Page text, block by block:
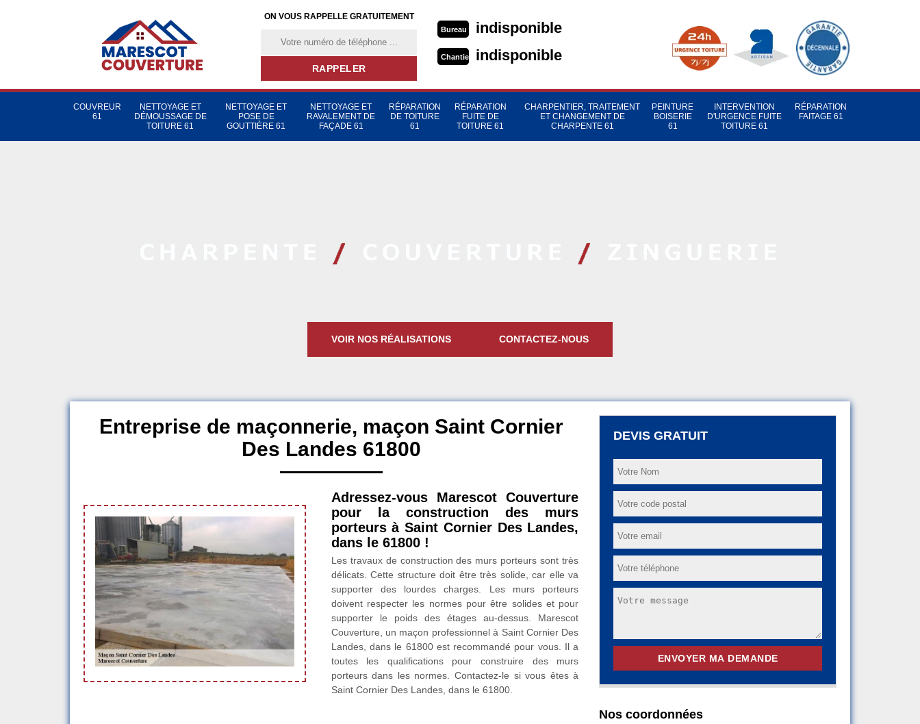
ON VOUS RAPPELLE GRATUITEMENT
Bureau indisponible
Chantier indisponible
COUVREUR
61
NETTOYAGE ET
DÉMOUSSAGE DE
TOITURE 61
NETTOYAGE ET
POSE DE
GOUTTIÈRE 61
NETTOYAGE ET
RAVALEMENT DE
FAÇADE 61
RÉPARATION
DE TOITURE
61
RÉPARATION
FUITE DE
TOITURE 61
CHARPENTIER, TRAITEMENT
ET CHANGEMENT DE
CHARPENTE 61
PEINTURE
BOISERIE
61
INTERVENTION
D'URGENCE FUITE
TOITURE 61
RÉPARATION
FAITAGE 61
VOIR NOS RÉALISATIONS CONTACTEZ-NOUS
Entreprise de maçonnerie, maçon Saint Cornier
Des Landes 61800
Adressez-vous Marescot Couverture
pour la construction des murs
porteurs à Saint Cornier Des Landes,
dans le 61800 !
Les travaux de construction des murs porteurs sont très
délicats. Cette structure doit être très solide, car elle va
supporter des lourdes charges. Les murs porteurs
doivent respecter les normes pour être solides et pour
supporter le poids des étages au-dessus. Marescot
Couverture, un maçon professionnel à Saint Cornier Des
Landes, dans le 61800 est recommandé pour vous. Il a
toutes les qualifications pour construire des murs
porteurs dans les normes. Contactez-le si vous êtes à
Saint Cornier Des Landes, dans le 61800.
DEVIS GRATUIT
Nos coordonnées